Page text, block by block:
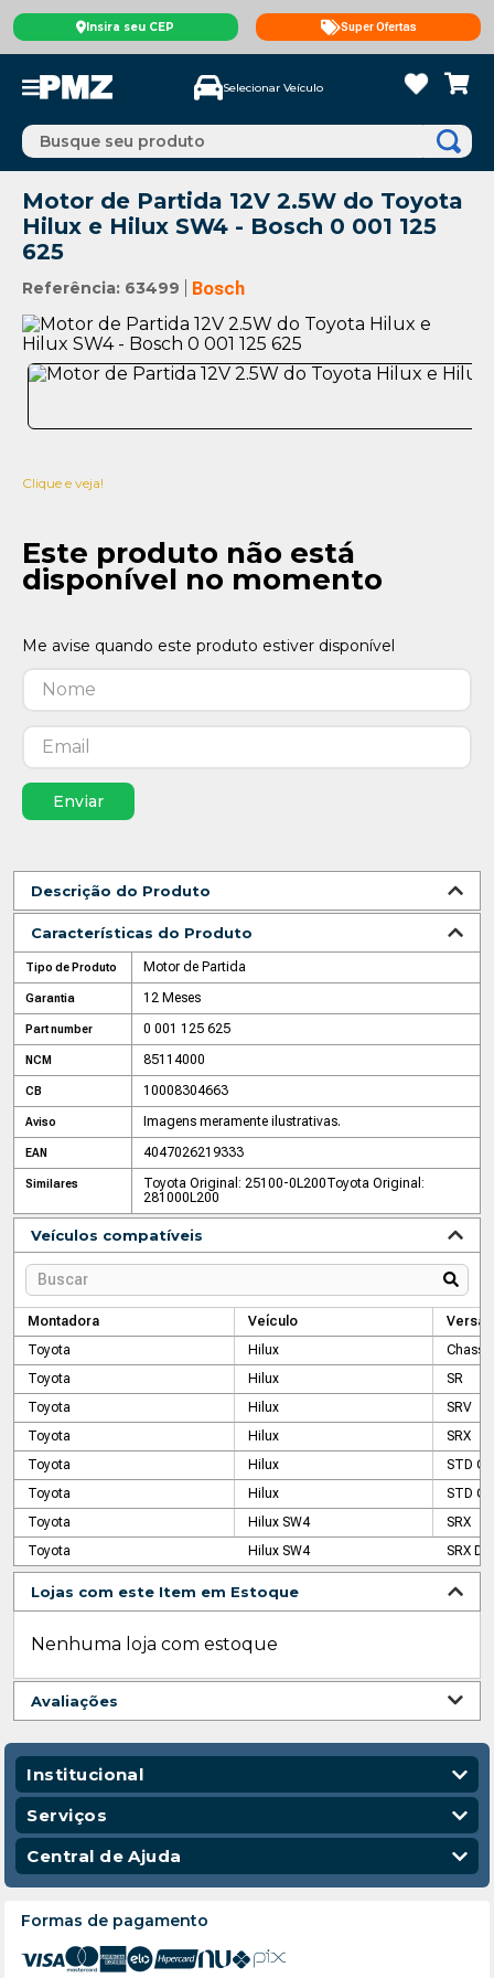
Insira seu CEP Super Ofertas
Selecionar Veículo
Busque seu produto
Motor de Partida 12V 2.5W do Toyota
Hilux e Hilux SW4 - Bosch 0 001 125
625
Referência: 63499 Bosch
Clique e veja!
Este produto não está
disponível no momento
Enviar
Descrição do Produto
Características do Produto
Tipo de Produto Motor de Partida
Garantia 12 Meses
Part number 0 001 125 625
NCM 85114000
CB 10008304663
Aviso Imagens meramente ilustrativas.
EAN 4047026219333
Similares Toyota Original: 25100-0L200Toyota Original:
281000L200
Veículos compatíveis
Montadora Veículo
Versão
Toyota
Hilux
Chassi
Toyota
Hilux
SR
Toyota
Hilux
SRV
Toyota
Hilux
SRX
Toyota
Hilux
STD
Toyota
Hilux
STD CD
Toyota
Hilux SW4
SRX
Toyota
Hilux SW4 SRX
Lojas com este Item em Estoque
Nenhuma loja com estoque
Avaliações
Institucional
Quem Somos
Nossas Lojas
Código de Conduta
Serviços
Vendas Corporativas
Entregas
Central de Ajuda
Política de Privacidade
Política de Troca e Devolução
Política de Frete e Entrega
Atendimento
Formas de pagamento